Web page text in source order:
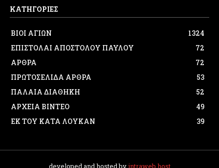
ΚΑΤΗΓΟΡΙΕΣ
ΒΙΟΙ ΑΓΙΩΝ
1324
ΕΠΙΣΤΟΛΑΙ ΑΠΟΣΤΟΛΟΥ ΠΑΥΛΟΥ
72
ΑΡΘΡΑ
72
ΠΡΩΤΟΣΕΛΙΔΑ ΑΡΘΡΑ
53
ΠΑΛΑΙΑ ΔΙΑΘΗΚΗ
52
ΑΡΧΕΙΑ ΒΙΝΤΕΟ
49
ΕΚ ΤΟΥ ΚΑΤΑ ΛΟΥΚΑΝ
39